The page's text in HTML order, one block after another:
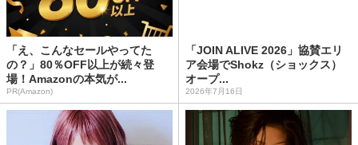
「え、こんなセールやってた
の？」80％OFF以上が続々登
場！Amazonの本気が...
PR(Amazon)
「JOIN ALIVE 2026」協賛エリ
ア会場でShokz（ショックス）
オープ...
2026年7月16日